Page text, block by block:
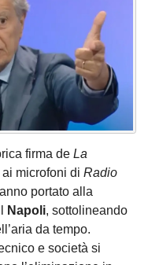
firma de La
microfoni di Radio
portato alla
Napoli, sottolineando
da tempo.
e società si